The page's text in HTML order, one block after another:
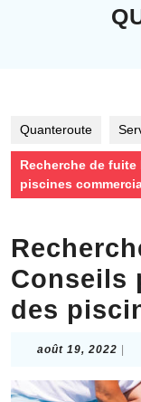
Quanteroute
Recherche de
piscines
Conseils
des
août 19, 2022 août